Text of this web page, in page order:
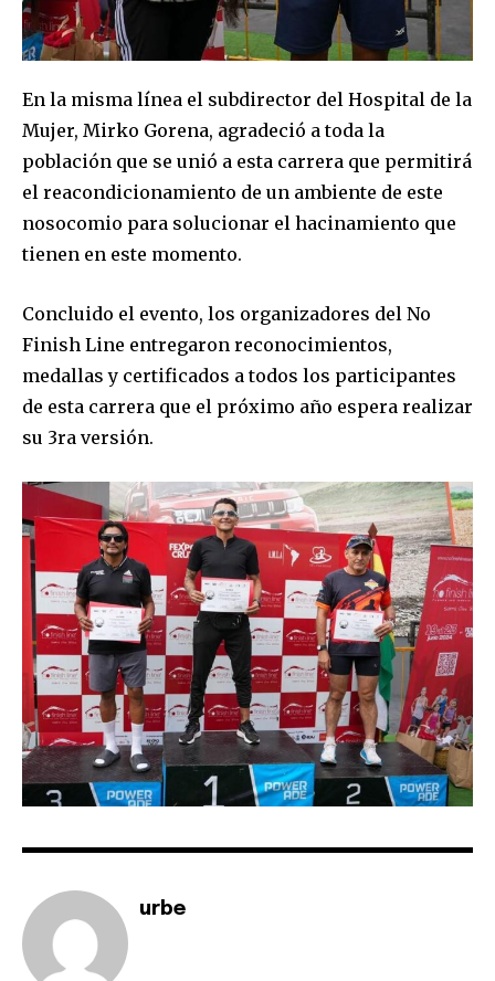
Join our community of
SUBSCRIBERS and be part of the
conversation.
To subscribe, simply enter your email address on our website
or click the subscribe button below. Don't worry, we respect
your privacy and won't spam your inbox. Your information is
safe with us.
SUBSCRIBE
I've read and accept the Privacy Policy
En la misma línea el subdirector del Hospital de la
Mujer, Mirko Gorena, agradeció a toda la
población que se unió a esta carrera que permitirá
el reacondicionamiento de un ambiente de este
nosocomio para solucionar el hacinamiento que
tienen en este momento.
Concluido el evento, los organizadores del No
Finish Line entregaron reconocimientos,
medallas y certificados a todos los participantes
de esta carrera que el próximo año espera realizar
su 3ra versión.
urbe